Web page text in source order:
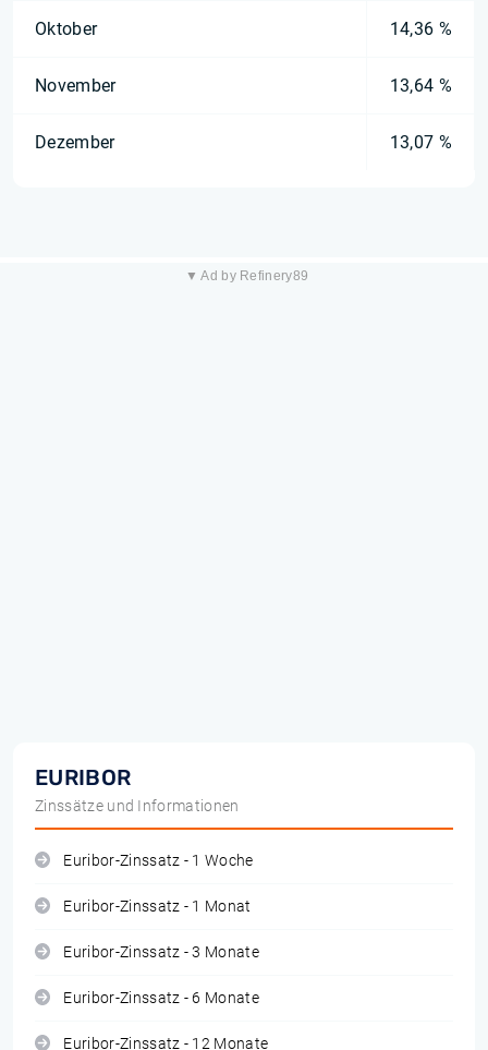
Oktober 14,36 %
November 13,64 %
Dezember 13,07 %
▼ Ad by Refinery89
EURIBOR
Zinssätze und Informationen
Euribor-Zinssatz - 1 Woche
Euribor-Zinssatz - 1 Monat
Euribor-Zinssatz - 3 Monate
Euribor-Zinssatz - 6 Monate
Euribor-Zinssatz - 12 Monate